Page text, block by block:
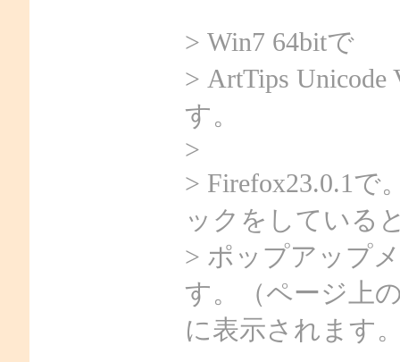
> Win7 64bitで
> ArtTips
す。
>
> Firefox23.0.1で
ックをしている
> ポップアップ
す。（ページ上
に表示されます